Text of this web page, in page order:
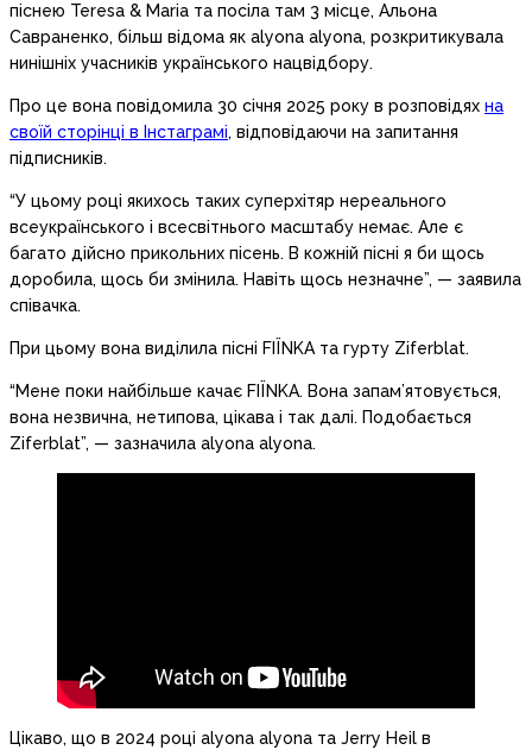
піснею Teresa & Maria та посіла там 3 місце, Альона
Савраненко, більш відома як alyona alyona, розкритикувала
нинішніх учасників українського нацвідбору.
Про це вона повідомила 30 січня 2025 року в розповідях на
своїй сторінці в Інстаграмі, відповідаючи на запитання
підписників.
“У цьому році якихось таких суперхітяр нереального
всеукраїнського і всесвітнього масштабу немає. Але є
багато дійсно прикольних пісень. В кожній пісні я би щось
доробила, щось би змінила. Навіть щось незначне”, — заявила
співачка.
При цьому вона виділила пісні FIЇNKA та гурту Ziferblat.
“Мене поки найбільше качає FIЇNKA. Вона запам’ятовується,
вона незвична, нетипова, цікава і так далі. Подобається
Ziferblat”, — зазначила alyona alyona.
Цікаво, що в 2024 році alyona alyona та Jerry Heil в